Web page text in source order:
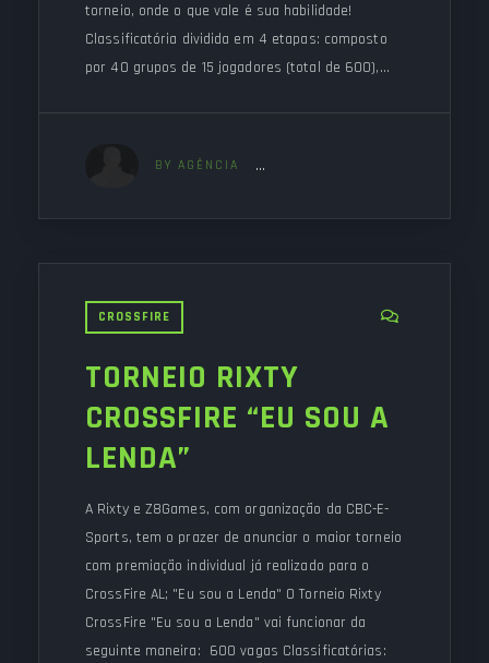
torneio, onde o que vale é sua habilidade!
Classificatória dividida em 4 etapas: composto
por 40 grupos de 15 jogadores (total de 600),…
BY AGÊNCIA
CROSSFIRE
TORNEIO RIXTY
CROSSFIRE “EU SOU A
LENDA”
A Rixty e Z8Games, com organização da CBC-E-
Sports, tem o prazer de anunciar o maior torneio
com premiação individual já realizado para o
CrossFire AL; "Eu sou a Lenda" O Torneio Rixty
CrossFire "Eu sou a Lenda" vai funcionar da
seguinte maneira: 600 vagas Classificatórias: